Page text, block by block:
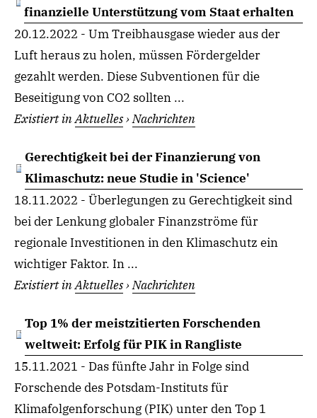
finanzielle Unterstützung vom Staat erhalten
20.12.2022 - Um Treibhausgase wieder aus der
Luft heraus zu holen, müssen Fördergelder
gezahlt werden. Diese Subventionen für die
Beseitigung von CO2 sollten ...
Existiert inAktuelles›Nachrichten
Gerechtigkeit bei der Finanzierung von
Klimaschutz: neue Studie in 'Science'
18.11.2022 - Überlegungen zu Gerechtigkeit sind
bei der Lenkung globaler Finanzströme für
regionale Investitionen in den Klimaschutz ein
wichtiger Faktor. In ...
Existiert inAktuelles›Nachrichten
Top 1% der meistzitierten Forschenden
weltweit: Erfolg für PIK in Rangliste
15.11.2021 - Das fünfte Jahr in Folge sind
Forschende des Potsdam-Instituts für
Klimafolgenforschung (PIK) unter den Top 1